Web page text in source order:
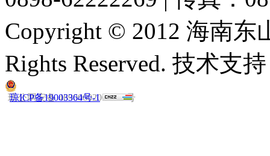
Copyright © 2012 海南
Rights Reserved. 技术支
琼公网安备 46900602000019号
琼ICP备19003364号-1